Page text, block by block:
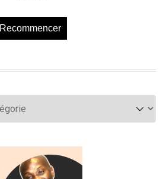
Recommencer